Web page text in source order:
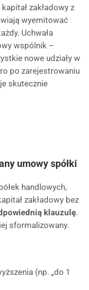
zakładowy z
wyemitować
Uchwała
wspólnik –
nowe udziały w
po zarejestrowaniu
skutecznie
umowy spółki
handlowych,
zakładowy bez
klauzulę.
sformalizowany.
(np. „do 1